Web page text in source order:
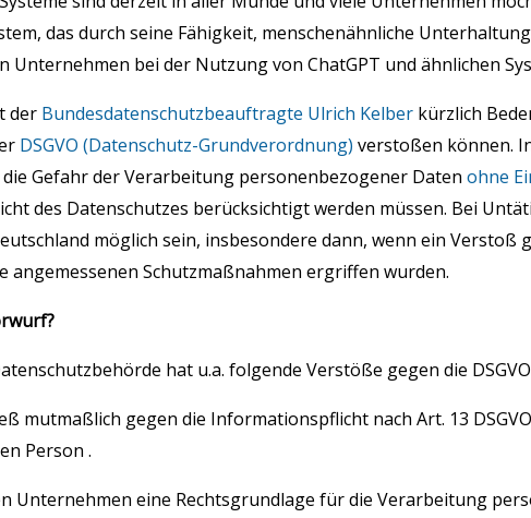
das durch seine Fähigkeit, menschenähnliche
Unternehmen bei der Nutzung von ChatGPT und ähnlichen
der Bundesdatenschutzbeauftragte Ulrich Kelberkürzlich
DSGVO (Datenschutz-Grundverordnung) verstoßen können.
Gefahr der Verarbeitung personenbezogener Daten ohne
des Datenschutzes berücksichtigt werden müssen. Bei
möglich sein, insbesondere dann, wenn ein
angemessenen Schutzmaßnahmen ergriffen wurden.
hat u.a. folgende Verstöße gegen die
mutmaßlich gegen die Informationspflicht nach Art. 13
Person .
Unternehmen eine Rechtsgrundlage für die Verarbeitung